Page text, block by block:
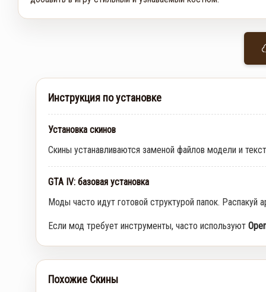
Инструкция по установке
Установка скинов
Скины устанавливаются заменой файлов модели и
GTA IV: базовая установка
Моды часто идут готовой структурой папок. Распакуй
Если мод требует инструменты, часто используют
Похожие Скины